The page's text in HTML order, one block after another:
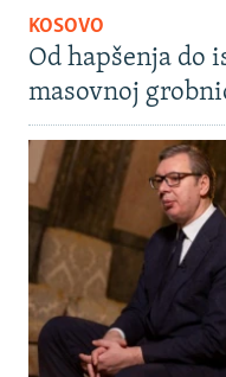
KOSOVO
Od hapšenja do
masovnoj